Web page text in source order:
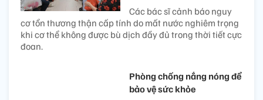
Các bác sĩ cảnh báo nguy
cơ tổn thương thận cấp tính do mất nước nghiêm trọng
khi cơ thể không được bù dịch đầy đủ trong thời tiết cực
đoan.
Phòng chống nắng nóng để
bảo vệ sức khỏe